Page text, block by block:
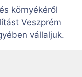
környékéről
Veszprém
vállaljuk.